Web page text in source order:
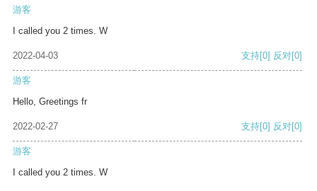
游客
I called you 2 times. W
2022-04-03 支持[0] 反对[0]
游客
Hello, Greetings fr
2022-02-27 支持[0] 反对[0]
游客
I called you 2 times. W